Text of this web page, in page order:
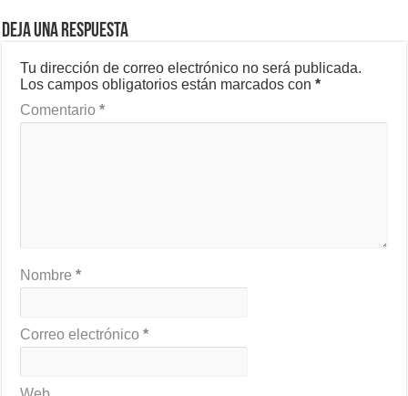
Deja una respuesta
Tu dirección de correo electrónico no será publicada.
Los campos obligatorios están marcados con*
Comentario*
Nombre*
Correo electrónico*